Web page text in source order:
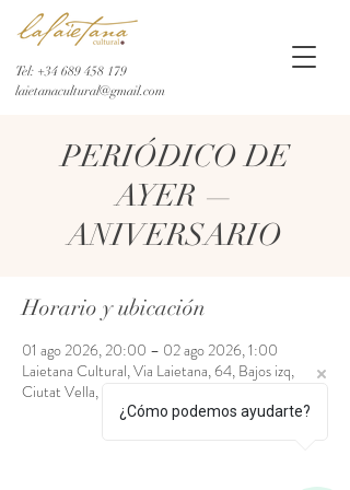
Tel: +34 689 458 179
laietanacultural@gmail.com
PERIÓDICO DE
AYER —
ANIVERSARIO
Horario y ubicación
01 ago 2026, 20:00 – 02 ago 2026, 1:00
Laietana Cultural, Via Laietana, 64, Bajos izq,
Ciutat Vella, 08003 Barcelona, España
¿Cómo podemos ayudarte?